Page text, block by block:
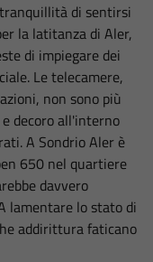
di sentirsi
la latitanza di Aler,
di impiegare dei
Le telecamere,
non sono più
decoro all'interno
A Sondrio Aler è
650 nel quartiere
davvero
lamentare lo stato di
addirittura faticano